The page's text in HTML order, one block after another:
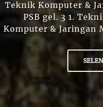
Teknik Komputer &
PSB gel. 3 1.
Komputer & Jaringan